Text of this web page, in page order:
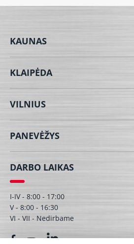
KAUNAS
KLAIPĖDA
VILNIUS
PANEVĖŽYS
DARBO LAIKAS
I-IV - 8:00 - 17:00
V - 8:00 - 16:30
VI - VII - Nedirbame